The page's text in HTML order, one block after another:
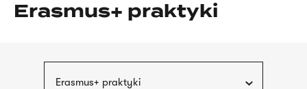
Erasmus+ praktyki
Erasmus+ praktyki